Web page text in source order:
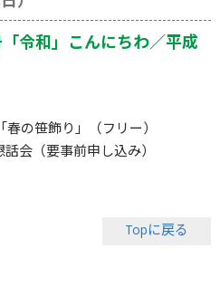
令和」こんにちわ／平成
春の笹飾り」（フリー）
会（要事前申し込み）
Topに戻る